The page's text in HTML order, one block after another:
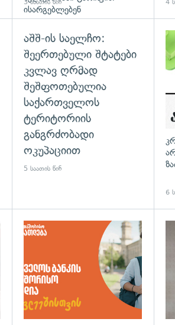
ისარგებლებენ
3 საათის წინ 4
აშშ-ის საელჩო:
შეერთებული შტატები
კვლავ ღრმად
შეშფოთებულია
საქართველოს
ტერიტორიის
განგრძობადი
ოკუპაციით
5 საათის წინ
6
გადახედვა